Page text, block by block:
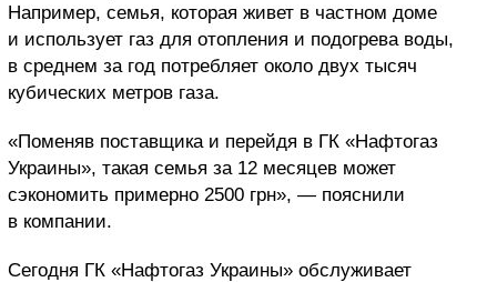
Например, семья, которая живет в частном доме
и использует газ для отопления и подогрева воды,
в среднем за год потребляет около двух тысяч
кубических метров газа.
«Поменяв поставщика и перейдя в ГК «Нафтогаз
Украины», такая семья за 12 месяцев может
сэкономить примерно 2500 грн», — пояснили
в компании.
Сегодня ГК «Нафтогаз Украины» обслуживает